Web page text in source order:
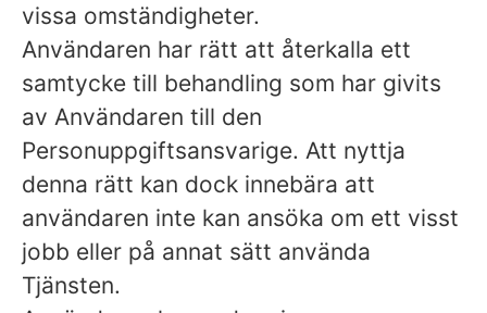
vissa omständigheter.
Användaren har rätt att återkalla ett
samtycke till behandling som har givits
av Användaren till den
Personuppgiftsansvarige. Att nyttja
denna rätt kan dock innebära att
användaren inte kan ansöka om ett visst
jobb eller på annat sätt använda
Tjänsten.